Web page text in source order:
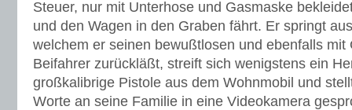
Steuer, nur mit Unterhose und Gasmaske
und den Wagen in den Graben fährt. Er springt
welchem er seinen bewußtlosen und ebenfalls mit
Beifahrer zurückläßt, streift sich wenigstens ein
großkalibrige Pistole aus dem Wohnmobil und
Worte an seine Familie in eine Videokamera